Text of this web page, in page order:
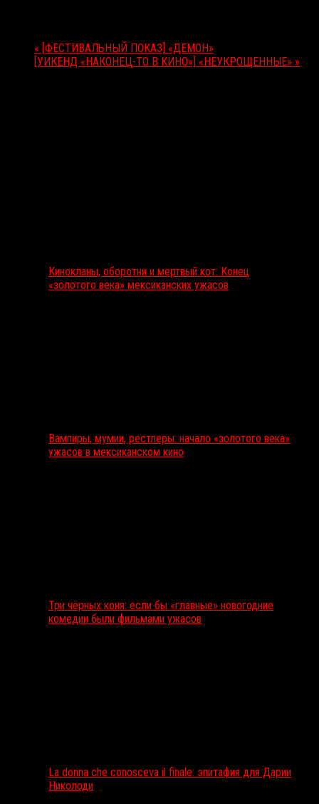
« [ФЕСТИВАЛЬНЫЙ ПОКАЗ] «ДЕМОН»
[УИКЕНД «НАКОНЕЦ-ТО В КИНО»] «НЕУКРОЩЕННЫЕ» »
Кинокланы, оборотни и мертвый кот: Конец
«золотого века» мексиканских ужасов
Вампиры, мумии, рестлеры: начало «золотого века»
ужасов в мексиканском кино
Три чёрных коня: если бы «главные» новогодние
комедии были фильмами ужасов
La donna che conosceva il finale: эпитафия для Дарии
Николоди